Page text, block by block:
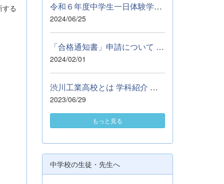
る 令和６年度中学生一日体験学習について
2024/06/25
「合格通知書」申請について 自治体等の進学に係る奨学資金の申請...
2024/02/01
渋川工業高校とは 学科紹介 部活動紹介 施設紹介 学校行事 Q&amp;...
2023/06/29
もっと見る
中学校の生徒・先生へ